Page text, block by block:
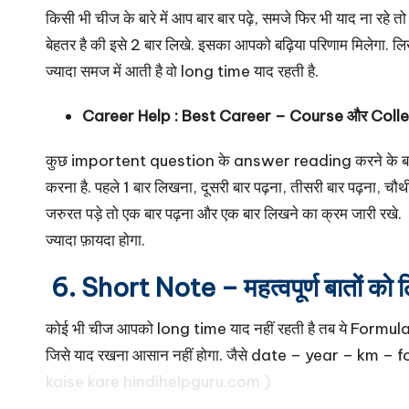
किसी भी चीज के बारे में आप बार बार पढ़े, समजे फिर भी याद ना
बेहतर है की इसे 2 बार लिखे. इसका आपको बढ़िया परिणाम
ज्यादा समज में आती है वो long time याद रहती है.
Career Help : Best Career – Course और
कुछ importent question के answer reading करने के
करना है. पहले 1 बार लिखना, दूसरी बार पढ़ना, तीसरी बार पढ़ना,
जरुरत पड़े तो एक बार पढ़ना और एक बार लिखने का क्रम
ज्यादा फ़ायदा होगा.
6. Short Note – महत्वपूर्ण बातों को
कोई भी चीज आपको long time याद नहीं रहती है तब ये
जिसे याद रखना आसान नहीं होगा. जैसे date – year – km
kaise kare hindihelpguru.com )